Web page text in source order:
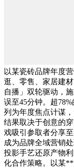
以某瓷砖品牌年度
逛、零售、家居建
自播」双轮驱动，
误至45分钟。超
列为年度焦点计谋
结果取决于创意的
戏吸引参取者分享
成为品牌全域营销
投影手艺还原产物
化合作策略。以某